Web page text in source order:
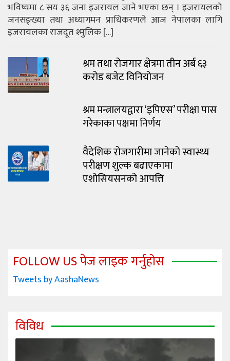
भविष्यमा ८ सय ३६ जना इजरायल जाने भएका छन् । इजरायलको
जनसङ्ख्या तथा अध्यागमन प्राधिकरणले आज नेपालका लागि
इजरायलका राजदूत श्मुलिक […]
श्रम तथा रोजगार क्षेत्रमा तीन अर्ब ६३
करोड बजेट विनियोजन
श्रम मन्त्रालयद्वारा ‘इपिएस’ परीक्षा पास
गरेकाका पक्षमा निर्णय
वैदेशिक रोजगारीमा जानेको स्वास्थ्य
परीक्षण शुल्क बढाएकामा
एशोसियसनको आपत्ति
FOLLOW US पेज लाइक गर्नुहोस
Tweets by AashaNews
विविध